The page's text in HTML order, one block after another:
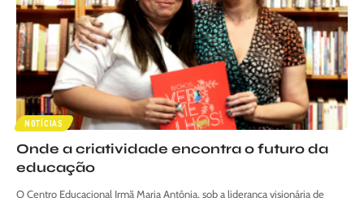
NOTÍCIAS
Onde a criatividade encontra o futuro da
educação
O Centro Educacional Irmã Maria Antônia, sob a liderança visionária de